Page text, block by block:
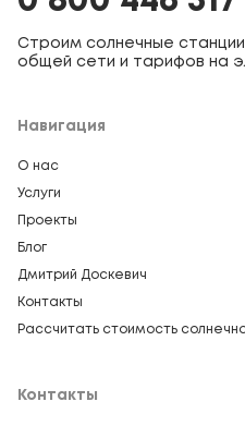
Строим солнечные
общей сети и тарифов на
Навигация
О нас
Услуги
Проекты
Блог
Дмитрий Доскевич
Контакты
Рассчитать стоимость
Контакты